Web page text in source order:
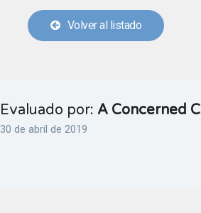
Volver al listado
Evaluado por: A Concerned
30 de abril de 2019